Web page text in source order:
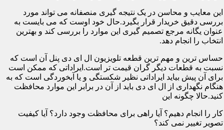
این معایب و محاسن در یک نتیجه گیری منصفانه می تواند مورد
بررسی دقیق خریدار قرار بگیرد.حال خود اوست که می بایست به
عنوان یگانه مرجع تصمیم گیری این موارد را بررسی کند و بهترین
انتخاب را انجام دهد.
حساس ترین و مهم ترین قطعه تلویزیون ال ای دی پنل آن است که
نسبت به قطعات دیگر گران قیمت تر است.ایراداتی که ممکن است
برای آن پیش بیاید ایراداتی نظیر شکستگی و یا آبخوردگی است که به
هنگام نگهداری از ال ای دی باید از آن در برابر این موارد محافظت
کنید.حالا چگونه این
کار را انجام دهیم؟ آیا راهی برای محافظت وجود دارد؟ آیا کیفیت
تصویر تغییر نمی کند؟